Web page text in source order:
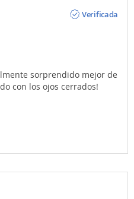
Verificada
sorprendido mejor de
con los ojos cerrados!